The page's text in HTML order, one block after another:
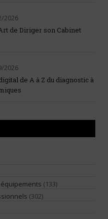
2026
de Diriger son Cabinet
2026
de A à Z du diagnostic à
(133)
(302)